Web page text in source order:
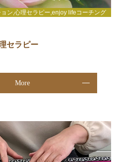
ン,心理セラピー,enjoy lifeコーチング
セラピー
More